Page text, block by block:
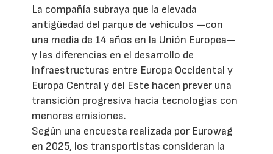
La compañía subraya que la elevada
antigüedad del parque de vehículos —con
una media de 14 años en la Unión Europea—
y las diferencias en el desarrollo de
infraestructuras entre Europa Occidental y
Europa Central y del Este hacen prever una
transición progresiva hacia tecnologías con
menores emisiones.
Según una encuesta realizada por Eurowag
en 2025, los transportistas consideran la